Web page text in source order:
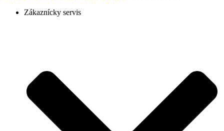
Zákaznícky servis